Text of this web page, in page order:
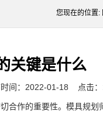
您现在的位置:
关键是什么
间：2022-01-18 点击
作的重要性。模具规划